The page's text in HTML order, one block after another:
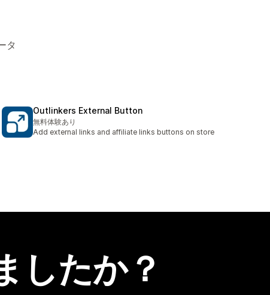
タ
Outlinkers External Button
無料体験あり
Add external links and affiliate links buttons on store
したか？